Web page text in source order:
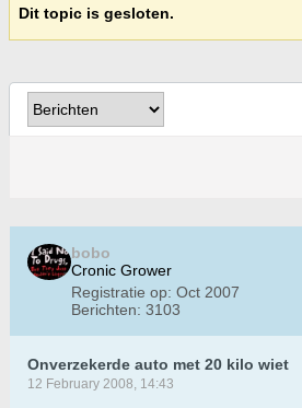
Dit topic is gesloten.
bobo
Cronic Grower
Registratie op: Oct 2007
Berichten: 3103
Onverzekerde auto met 20 kilo wiet
12 February 2008, 14:43